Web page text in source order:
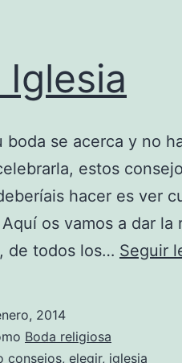
Iglesia
boda se acerca y no
estos
hacer es ver
os vamos a dar la
de todos los… Seguir
2014
Boda religiosa
consejos, elegir, iglesia